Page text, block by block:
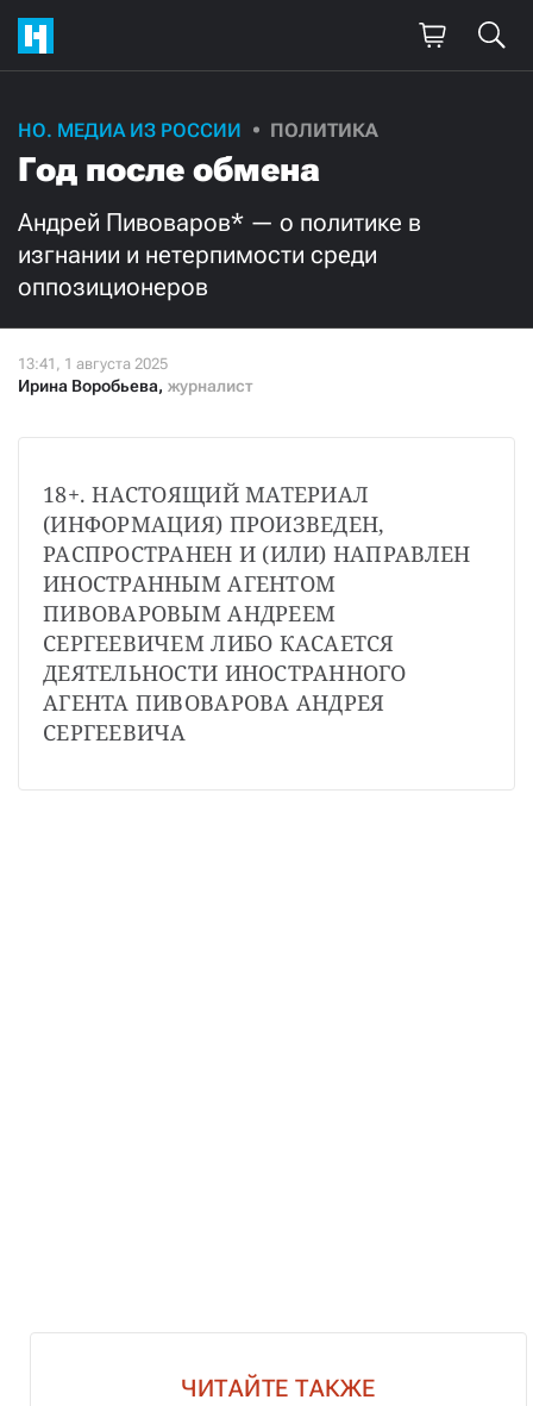
НО. МЕДИА ИЗ РОССИИ ПОЛИТИКА
Год после обмена
Андрей Пивоваров* — о политике в
изгнании и нетерпимости среди
оппозиционеров
Ирина Воробьева, журналист
18+. НАСТОЯЩИЙ МАТЕРИАЛ
(ИНФОРМАЦИЯ) ПРОИЗВЕДЕН,
РАСПРОСТРАНЕН И (ИЛИ) НАПРАВЛЕН
ИНОСТРАННЫМ АГЕНТОМ
ПИВОВАРОВЫМ АНДРЕЕМ
СЕРГЕЕВИЧЕМ ЛИБО КАСАЕТСЯ
ДЕЯТЕЛЬНОСТИ ИНОСТРАННОГО
АГЕНТА ПИВОВАРОВА АНДРЕЯ
СЕРГЕЕВИЧА
ЧИТАЙТЕ ТАКЖЕ